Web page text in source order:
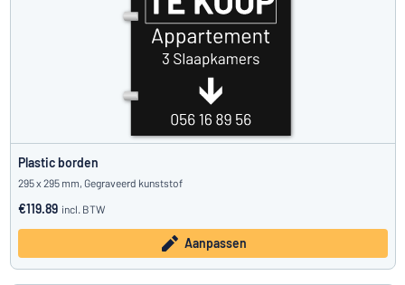
Plastic borden
295 x 295 mm, Gegraveerd kunststof
€119.89 incl. BTW
Aanpassen